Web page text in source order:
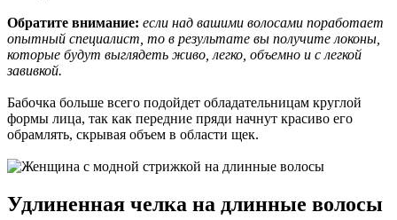
Обратите внимание: если над вашими волосами поработает
опытный специалист, то в результате вы получите локоны,
которые будут выглядеть живо, легко, объемно и с легкой
завивкой.
Бабочка больше всего подойдет обладательницам круглой
формы лица, так как передние пряди начнут красиво его
обрамлять, скрывая объем в области щек.
Удлиненная челка на длинные волосы